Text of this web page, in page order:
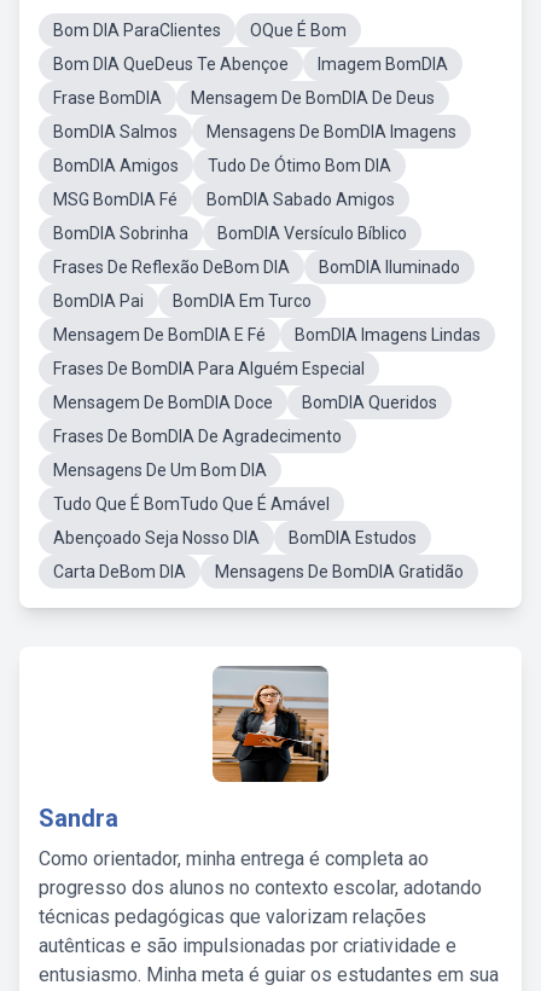
Bom DIA ParaClientes
OQue É Bom
Bom DIA QueDeus Te Abençoe
Imagem BomDIA
Frase BomDIA
Mensagem De BomDIA De Deus
BomDIA Salmos
Mensagens De BomDIA Imagens
BomDIA Amigos
Tudo De Ótimo Bom DIA
MSG BomDIA Fé
BomDIA Sabado Amigos
BomDIA Sobrinha
BomDIA Versículo Bíblico
Frases De Reflexão DeBom DIA
BomDIA Iluminado
BomDIA Pai
BomDIA Em Turco
Mensagem De BomDIA E Fé
BomDIA Imagens Lindas
Frases De BomDIA Para Alguém Especial
Mensagem De BomDIA Doce
BomDIA Queridos
Frases De BomDIA De Agradecimento
Mensagens De Um Bom DIA
Tudo Que É BomTudo Que É Amável
Abençoado Seja Nosso DIA
BomDIA Estudos
Carta DeBom DIA
Mensagens De BomDIA Gratidão
Sandra
Como orientador, minha entrega é completa ao
progresso dos alunos no contexto escolar, adotando
técnicas pedagógicas que valorizam relações
autênticas e são impulsionadas por criatividade e
entusiasmo. Minha meta é guiar os estudantes em sua